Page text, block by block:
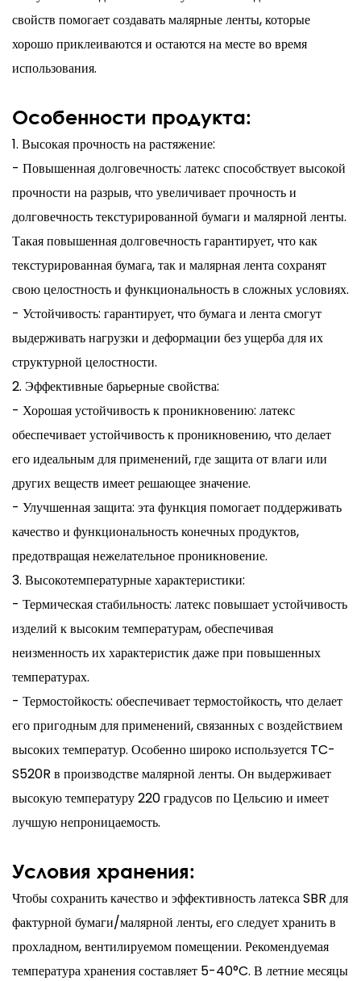
свойств помогает создавать малярные ленты, которые
хорошо приклеиваются и остаются на месте во время
использования.
Особенности продукта:
1. Высокая прочность на растяжение:
- Повышенная долговечность: латекс способствует высокой
прочности на разрыв, что увеличивает прочность и
долговечность текстурированной бумаги и малярной ленты.
Такая повышенная долговечность гарантирует, что как
текстурированная бумага, так и малярная лента сохранят
свою целостность и функциональность в сложных условиях.
- Устойчивость: гарантирует, что бумага и лента смогут
выдерживать нагрузки и деформации без ущерба для их
структурной целостности.
2. Эффективные барьерные свойства:
- Хорошая устойчивость к проникновению: латекс
обеспечивает устойчивость к проникновению, что делает
его идеальным для применений, где защита от влаги или
других веществ имеет решающее значение.
- Улучшенная защита: эта функция помогает поддерживать
качество и функциональность конечных продуктов,
предотвращая нежелательное проникновение.
3. Высокотемпературные характеристики:
- Термическая стабильность: латекс повышает устойчивость
изделий к высоким температурам, обеспечивая
неизменность их характеристик даже при повышенных
температурах.
- Термостойкость: обеспечивает термостойкость, что делает
его пригодным для применений, связанных с воздействием
высоких температур. Особенно широко используется TC-
S520R в производстве малярной ленты. Он выдерживает
высокую температуру 220 градусов по Цельсию и имеет
лучшую непроницаемость.
Условия хранения:
Чтобы сохранить качество и эффективность латекса SBR для
фактурной бумаги/малярной ленты, его следует хранить в
прохладном, вентилируемом помещении. Рекомендуемая
температура хранения составляет 5-40°C. В летние месяцы